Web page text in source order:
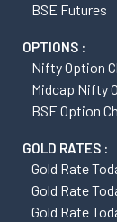
BSE Futures
OPTIONS :
Nifty Option
Midcap Nifty
BSE Option
GOLD RATES :
Gold Rate
Gold Rate
Gold Rate